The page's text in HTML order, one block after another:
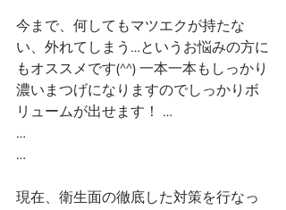
今まで、何してもマツエクが持たな
い、外れてしまう…というお悩みの方に
もオススメです(^^) 一本一本もしっかり
濃いまつげになりますのでしっかりボ
リュームが出せます！ …
…
…
現在、衛生面の徹底した対策を行なっ